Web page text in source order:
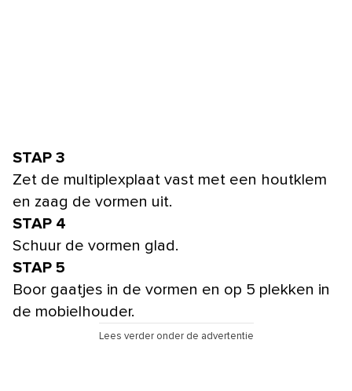
STAP 3
Zet de multiplexplaat vast met een houtklem
en zaag de vormen uit.
STAP 4
Schuur de vormen glad.
STAP 5
Boor gaatjes in de vormen en op 5 plekken in
de mobielhouder.
Lees verder onder de advertentie